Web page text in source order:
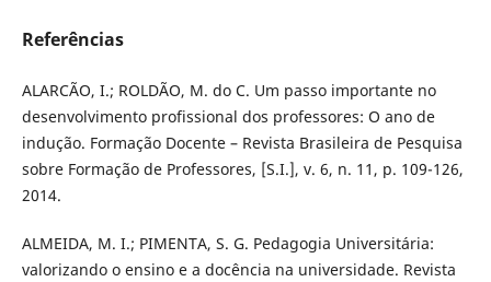
Referências
ALARCÃO, I.; ROLDÃO, M. do C. Um passo importante no
desenvolvimento profissional dos professores: O ano de
indução. Formação Docente – Revista Brasileira de Pesquisa
sobre Formação de Professores, [S.I.], v. 6, n. 11, p. 109-126,
2014.
ALMEIDA, M. I.; PIMENTA, S. G. Pedagogia Universitária:
valorizando o ensino e a docência na universidade. Revista